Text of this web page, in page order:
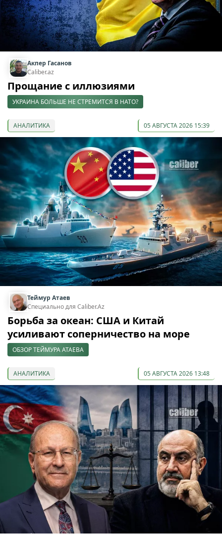
Акпер Гасанов
Caliber.az
Прощание с иллюзиями
УКРАИНА БОЛЬШЕ НЕ СТРЕМИТСЯ В НАТО?
АНАЛИТИКА 05 АВГУСТА 2026 15:39
Теймур Атаев
Специально для Caliber.Az
Борьба за океан: США и Китай
усиливают соперничество на море
ОБЗОР ТЕЙМУРА АТАЕВА
АНАЛИТИКА 05 АВГУСТА 2026 13:48